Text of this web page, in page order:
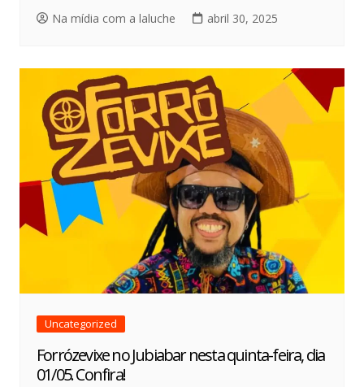
Na mídia com a laluche abril 30, 2025
Uncategorized
Forrózevixe no Jubiabar nesta quinta-feira, dia
01/05. Confira!